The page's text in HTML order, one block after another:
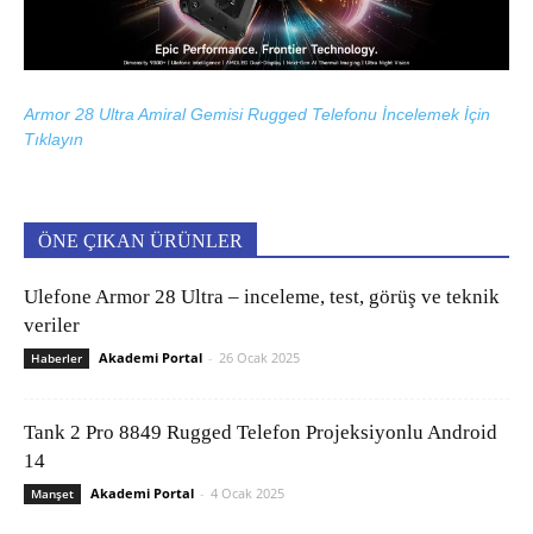
Armor 28 Ultra Amiral Gemisi Rugged Telefonu İncelemek İçin
Tıklayın
ÖNE ÇIKAN ÜRÜNLER
Ulefone Armor 28 Ultra – inceleme, test, görüş ve teknik
veriler
Haberler Akademi Portal - 26 Ocak 2025
Tank 2 Pro 8849 Rugged Telefon Projeksiyonlu Android
14
Manşet Akademi Portal - 4 Ocak 2025